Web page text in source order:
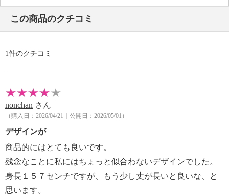
ステル８％、ポリウレタン１％
・ニットポケット部分：綿４２％、分類外繊維（紙）
３３％、ポリエステル２５％
・洗濯機・手洗い：不可
・漂白処理：塩素系・酸素系漂白不可
・アイロン仕上げ：可（低温）
・ドライクリーニング：石油系ドライクリーニング可
・ウエットクリーニング：不可
【メンテナンス（ケアラベル）】
・長時間照射による変退色注意
・過度な力をかけない
・ネット使用
【原産国（地）】
・日本製
この商品のクチコミ
1件のクチコミ
nonchan さん
（購入日：2026/04/21｜公開日：2026/05/01）
デザインが
商品的にはとても良いです。
残念なことに私にはちょっと似合わないデザインでした。
身長１５７センチですが、もう少し丈が長いと良いな、と
思います。